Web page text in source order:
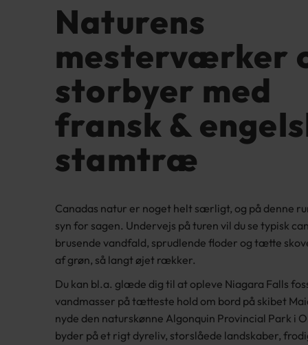
Naturens
mesterværker
storbyer med
fransk &
stamtræ
Canadas natur er noget helt særligt, og på denne
syn for sagen. Undervejs på turen vil du se typisk
brusende vandfald, sprudlende floder og tætte
af grøn, så langt øjet rækker.
Du kan bl.a. glæde dig til at opleve Niagara Falls
vandmasser på tætteste hold om bord på skibet
nyde den naturskønne Algonquin Provincial Park i
byder på et rigt dyreliv, storslåede landskaber,